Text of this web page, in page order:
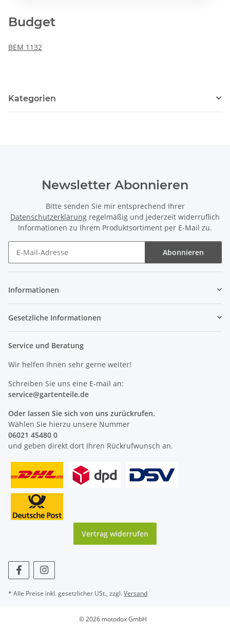
Budget
BEM 1132
Kategorien
Newsletter Abonnieren
Bitte senden Sie mir entsprechend Ihrer
Datenschutzerklärung regelmäßig und jederzeit widerruflich
Informationen zu Ihrem Produktsortiment per E-Mail zu.
Abonnieren
Informationen
Gesetzliche Informationen
Service und Beratung
Wir helfen Ihnen sehr gerne weiter!
Schreiben Sie uns eine E-mail an:
service@gartenteile.de
Oder lassen Sie sich von uns zurückrufen.
Wählen Sie hierzu unsere Nummer
06021 45480 0
und geben direkt dort Ihren Rückrufwunsch an.
Vertrag widerrufen
* Alle Preise inkl. gesetzlicher USt., zzgl.Versand
© 2026 motodox GmbH